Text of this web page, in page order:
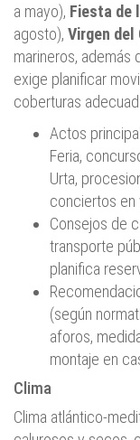
a mayo), Fiesta de
agosto), Virgen del
marineros, además
exige planificar
coberturas
Actos
Feria,
Urta,
conciertos en
Consejos de
transporte
planifica
(según
aforos,
montaje en
Clima
Clima atlántico-